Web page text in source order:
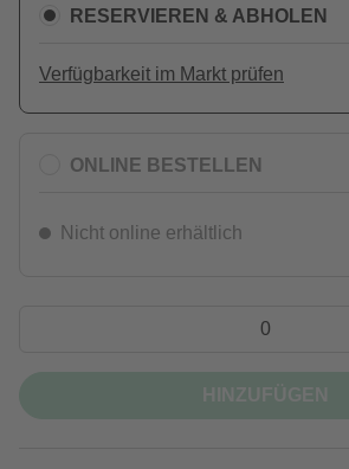
RESERVIEREN & ABHOLEN
Verfügbarkeit im Markt prüfen
ONLINE BESTELLEN
Nicht online erhältlich